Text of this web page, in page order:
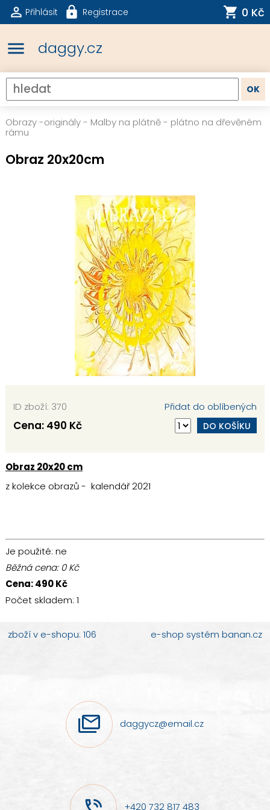
Přihlásit Registrace 0 Kč
menu daggy.cz
Obrazy -originály- Malby na plátně - plátno na dřevěném
rámu
Obraz 20x20cm
ID zboží: 370 Přidat do oblíbených
Cena: 490 Kč DO KOŠÍKU
Obraz 20x20 cm
z kolekce obrazů - kalendář 2021
Je použité: ne
Běžná cena: 0Kč
Cena:490Kč
Počet skladem: 1
zboží v e-shopu: 106 e-shop systém banan.cz
daggycz@email.cz
+420 732 817 483